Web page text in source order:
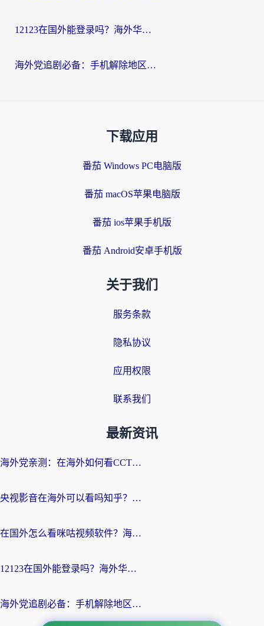
12123在国外能登录吗？海外华人必看的回国加速实用指南
海外党追剧必备：手机解除地区限制app怎么选？解决央视视频&国内剧地区限制全指南
下载应用
番茄 Windows PC电脑版
番茄 macOS苹果电脑版
番茄 ios苹果手机版
番茄 Android安卓手机版
关于我们
服务条款
隐私协议
应用权限
联系我们
最新资讯
海外党亲测：在海外如何看CCTV？告别“仅限大陆播放”的实用指南
央视影音在海外可以看吗知乎？留学生亲测：3步解决地域限制+追剧自由
在国外怎么看咪咕视频软件？海外党亲测有效的回国加速方案
12123在国外能登录吗？海外华人必看的回国加速实用指南
海外党追剧必备：手机解除地区限制app怎么选？解决央视视频&国内剧地区限制全指南